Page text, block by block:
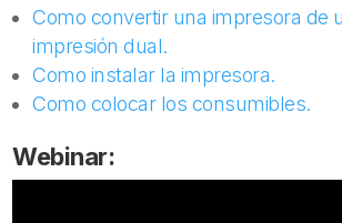
Como convertir una impresora de
impresión dual.
Como instalar la impresora.
Como colocar los consumibles.
Webinar: